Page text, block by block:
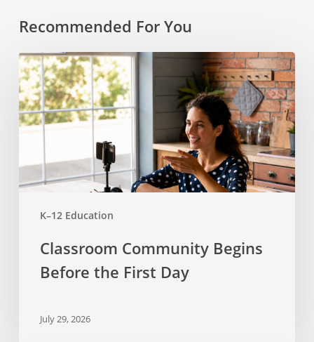
Recommended For You
K–12 Education
Classroom
Community
Begins
Before
Day
Classroom Community Begins
Before the First Day
July 29, 2026